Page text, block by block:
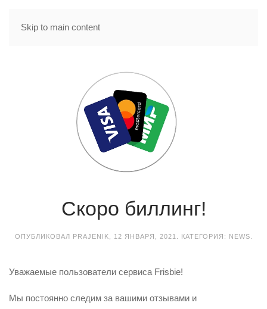
Skip to main content
Скоро биллинг!
ОПУБЛИКОВАЛ PRAJENIK 12 ЯНВАРЯ, 2021 . КАТЕГОРИЯ: NEWS
Уважаемые пользователи сервиса Frisbie!
Мы постоянно следим за вашими отзывами и